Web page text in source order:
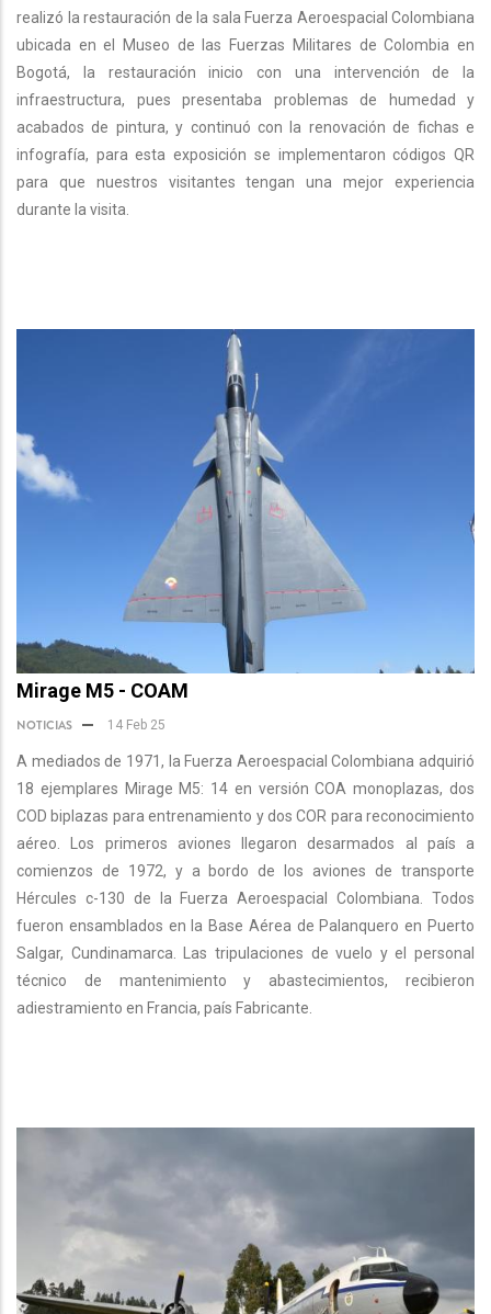
realizó la restauración de la sala Fuerza Aeroespacial Colombiana
ubicada en el Museo de las Fuerzas Militares de Colombia en
Bogotá, la restauración inicio con una intervención de la
infraestructura, pues presentaba problemas de humedad y
acabados de pintura, y continuó con la renovación de fichas e
infografía, para esta exposición se implementaron códigos QR
para que nuestros visitantes tengan una mejor experiencia
durante la visita.
Mirage M5 - COAM
NOTICIAS 14 Feb 25
A mediados de 1971, la Fuerza Aeroespacial Colombiana adquirió
18 ejemplares Mirage M5: 14 en versión COA monoplazas, dos
COD biplazas para entrenamiento y dos COR para reconocimiento
aéreo. Los primeros aviones llegaron desarmados al país a
comienzos de 1972, y a bordo de los aviones de transporte
Hércules c-130 de la Fuerza Aeroespacial Colombiana. Todos
fueron ensamblados en la Base Aérea de Palanquero en Puerto
Salgar, Cundinamarca. Las tripulaciones de vuelo y el personal
técnico de mantenimiento y abastecimientos, recibieron
adiestramiento en Francia, país Fabricante.